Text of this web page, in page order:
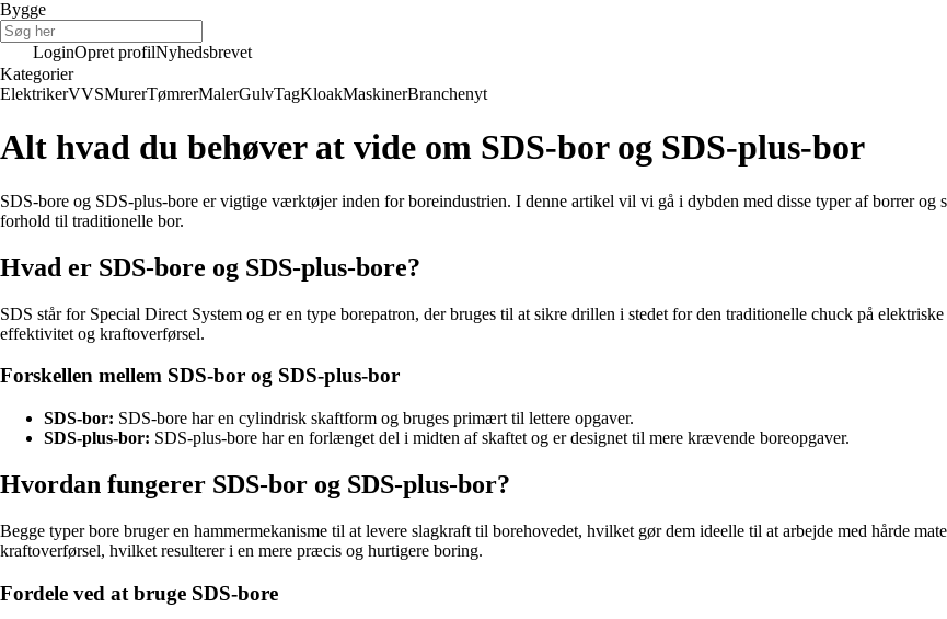
Bygge
LoginOpret profilNyhedsbrevet
Kategorier
ElektrikerVVSMurerTømrerMalerGulvTagKloakMaskinerBranchenyt
Alt hvad du behøver at vide om SDS-bor og SDS-plus-bor
SDS-bore og SDS-plus-bore er vigtige værktøjer inden for boreindustrien. I denne artikel vil vi gå i dybden med disse typer af borrer og
forhold til traditionelle bor.
Hvad er SDS-bore og SDS-plus-bore?
SDS står for Special Direct System og er en type borepatron, der bruges til at sikre drillen i stedet for den traditionelle chuck på
effektivitet og kraftoverførsel.
Forskellen mellem SDS-bor og SDS-plus-bor
SDS-bor: SDS-bore har en cylindrisk skaftform og bruges primært til lettere opgaver.
SDS-plus-bor: SDS-plus-bore har en forlænget del i midten af skaftet og er designet til mere krævende boreopgaver.
Hvordan fungerer SDS-bor og SDS-plus-bor?
Begge typer bore bruger en hammermekanisme til at levere slagkraft til borehovedet, hvilket gør dem ideelle til at arbejde med hårde
kraftoverførsel, hvilket resulterer i en mere præcis og hurtigere boring.
Fordele ved at bruge SDS-bore